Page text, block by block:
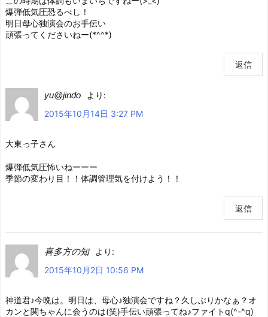
爆弾低気圧恐るべし！
明日母心独演会のお手伝い
頑張ってくださいねー(*^^*)
返信
yu@jindo
より:
2015年10月14日 3:27 PM
大東っ子さん
爆弾低気圧怖いねーーー
季節の変わり目！！体調管理気を付けよう！！
返信
喜多方の知
より:
2015年10月2日 10:56 PM
神道君♪今晩は。明日は、母心♪独演会ですね？久しぶりかなぁ？オ
カンと関ちゃんに会うのは(笑)手伝い頑張ってね♪ファイトq(^-^q)